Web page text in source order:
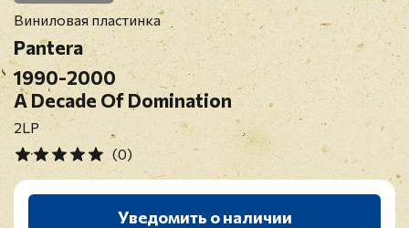
Виниловая пластинка
Pantera
1990-2000
A Decade Of Domination
2LP
(0)
Уведомить о наличии